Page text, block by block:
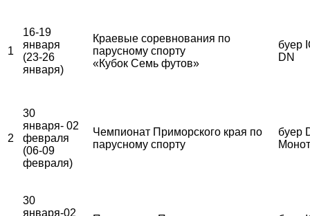
1
16-19
января
(23-26
января)
Краевые соревнования по
парусному спорту
«Кубок Семь футов»
буер
DN
2
30
января- 02
февраля
(06-09
февраля)
Чемпионат Приморского края по
парусному спорту
буер
30
января-02